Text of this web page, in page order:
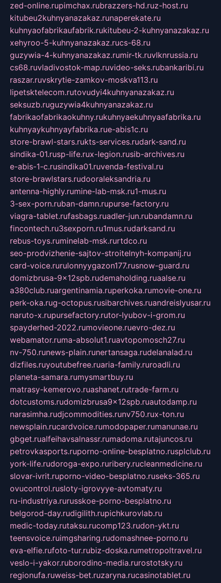
zed-online.rupimchax.rubrazzers-hd.ruz-host.ru
kitubeu2kuhnyanazakaz.runaperekate.ru
kuhnyaofabrikaufabrik.rukitubeu-2-kuhnyanazakaz.ru
xehyroo-5-kuhnyanazakaz.rucs-68.ru
guzywia-4-kuhnyanazakaz.rumir-tk.ruvlknrussia.ru
cs68.ruvladivostok-map.ruvideo-seks.rubankaribi.ru
raszar.ruvskrytie-zamkov-moskva113.ru
lipetsktelecom.rutovudyi4kuhnyanazakaz.ru
seksuzb.ruguzywia4kuhnyanazakaz.ru
fabrikaofabrikaokuhny.rukuhnyaekuhnyaafabrika.ru
kuhnyaykuhnyayfabrika.rue-abis1c.ru
store-brawl-stars.rukts-services.rudark-sand.ru
sindika-01.rusp-life.rux-legion.rusib-archives.ru
e-abis-1-c.rusindika01.ruvenda-festival.ru
store-brawlstars.rudooraleksandria.ru
antenna-highly.rumine-lab-msk.ru1-mus.ru
3-sex-porn.ruban-damn.rupurse-factory.ru
viagra-tablet.rufasbags.ruadler-jun.rubandamn.ru
fincontech.ru3sexporn.ru1mus.rudarksand.ru
rebus-toys.ruminelab-msk.rurtdco.ru
seo-prodvizhenie-sajtov-stroitelnyh-kompanij.ru
card-voice.rurulonnyygazon177.rusnow-guard.ru
domizbrusa-9x12spb.rudemaholding.ruaalse.ru
a380club.ruargentinamia.ruperkoka.rumovie-one.ru
perk-oka.rug-octopus.rusibarchives.ruandreislyusar.ru
naruto-x.rupursefactory.rutor-lyubov-i-grom.ru
spayderhed-2022.rumovieone.ruevro-dez.ru
webamator.ruma-absolut1.ruavtopomosch27.ru
nv-750.runews-plain.runertansaga.rudelanalad.ru
dizfiles.ruyoutubefree.ruaria-family.ruroadli.ru
planeta-samara.rumysmartbuy.ru
matrasy-kemerovo.ruashanet.rutrade-farm.ru
dotcustoms.rudomizbrusa9x12spb.ruautodamp.ru
narasimha.rudjcommodities.runv750.rux-ton.ru
newsplain.rucardvoice.rumodopaper.rumanunae.ru
gbget.rualfeihavsalnassr.rumadoma.rutajuncos.ru
petrovkasports.ruporno-online-besplatno.rusplclub.ru
york-life.rudoroga-expo.ruribery.rucleanmedicine.ru
slovar-ivrit.ruporno-video-besplatno.ruseks-365.ru
ovucontrol.rusloty-igrovyye-avtomaty.ru
ru-industriya.rurusskoe-porno-besplatno.ru
belgorod-day.rudigilith.rupichkurovlab.ru
medic-today.rutaksu.rucomp123.rudon-ykt.ru
teensvoice.ruimgsharing.rudomashnee-porno.ru
eva-elfie.rufoto-tur.rubiz-doska.rumetropoltravel.ru
veslo-i-yakor.ruborodino-media.rurostotsky.ru
regionufa.ruweiss-bet.ruzaryna.rucasinotablet.ru